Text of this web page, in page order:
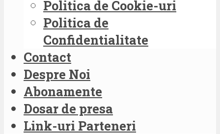
Politica de Cookie-uri
Politica de
Confidentialitate
Contact
Despre Noi
Abonamente
Dosar de presa
Link-uri Parteneri